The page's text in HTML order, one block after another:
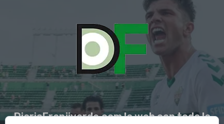
DiarioFranjiverde.com la web con toda la